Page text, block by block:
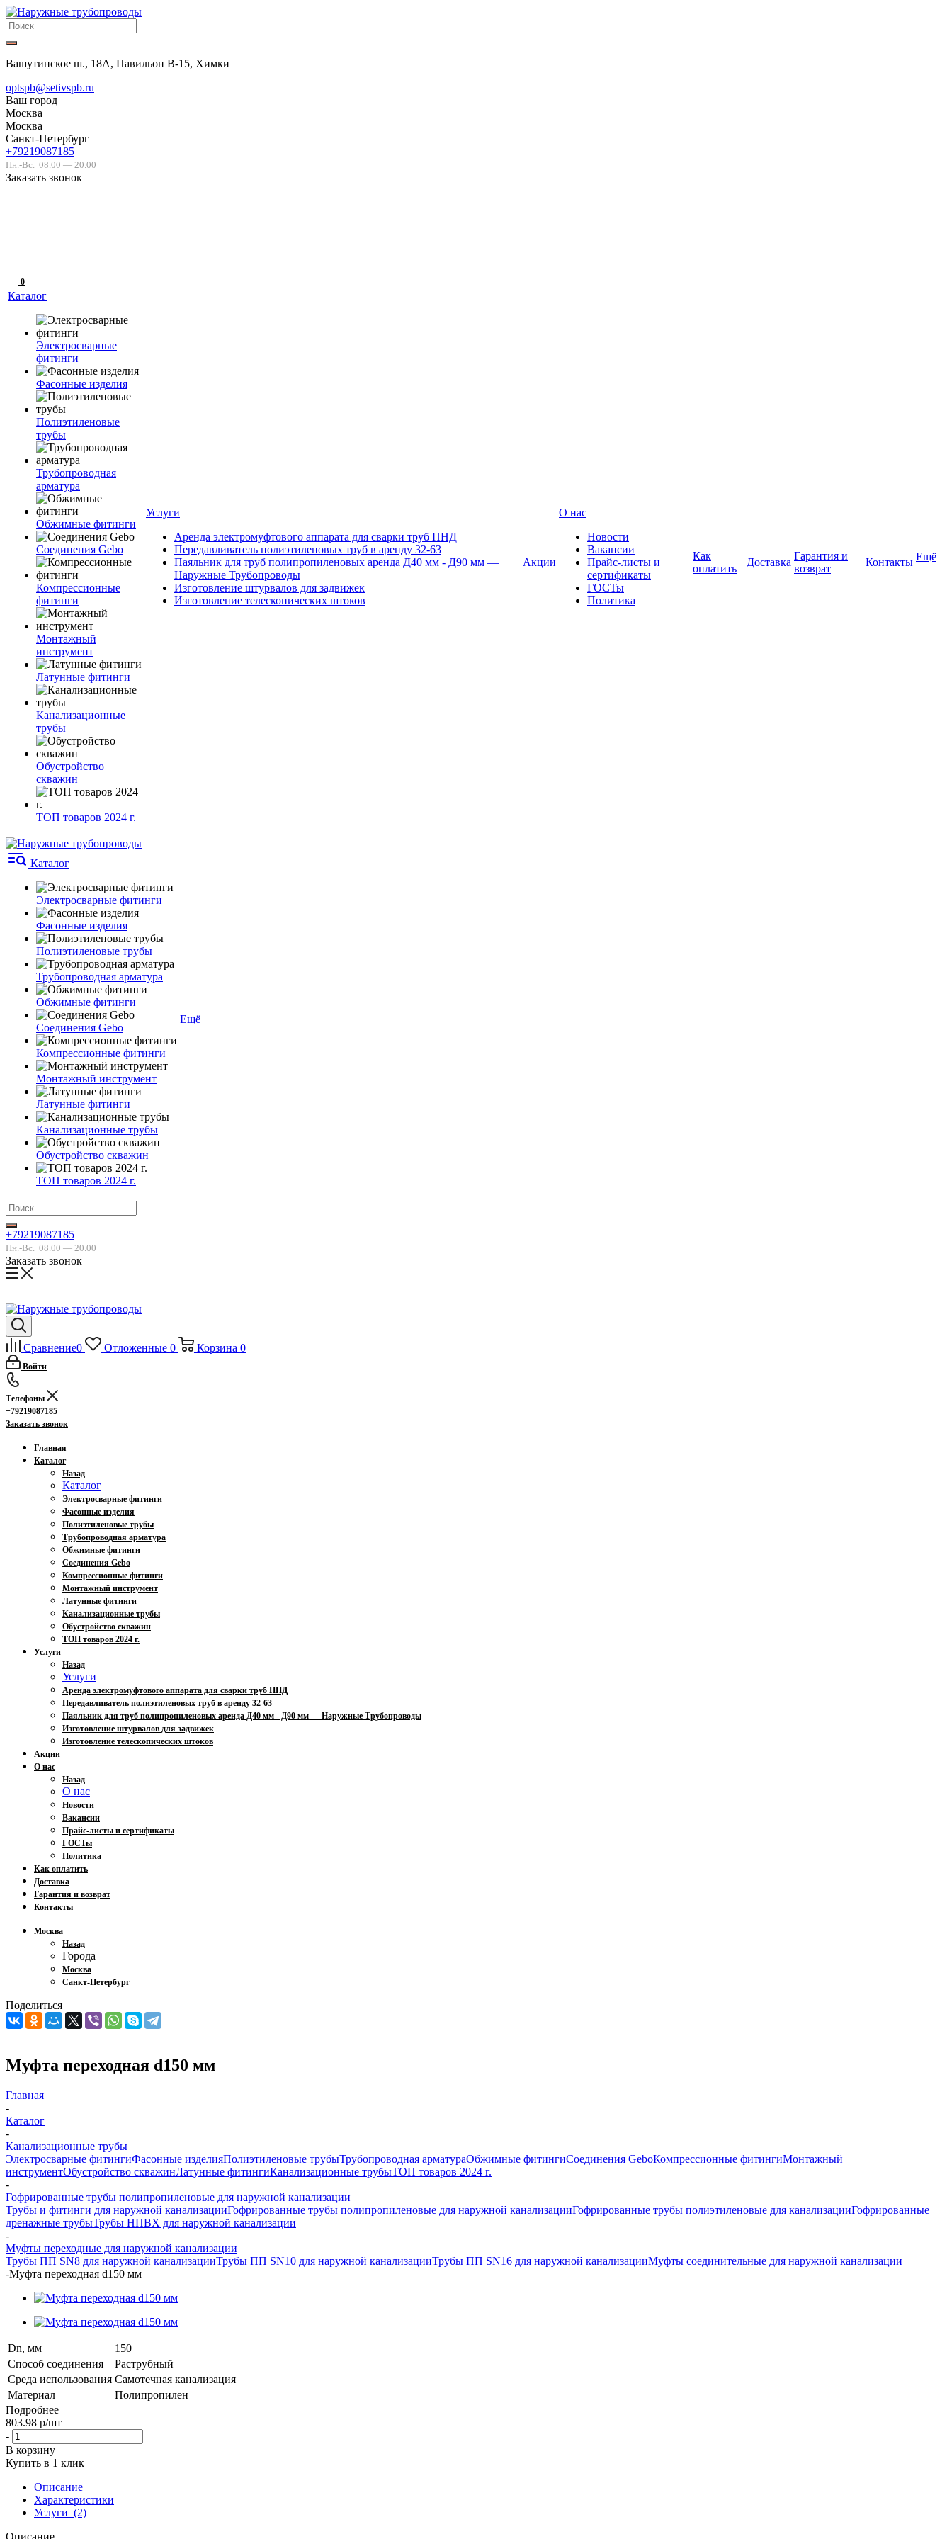
Вашутинское ш., 18А, Павильон В-15, Химки
optspb@setivspb.ru
Ваш город
Москва
Москва
Санкт-Петербург
+79219087185
Пн.-Вс. 08.00 — 20.00
Заказать звонок
0
Каталог
Электросварные
фитинги
Фасонные изделия
Полиэтиленовые
трубы
Трубопроводная
арматура
Обжимные фитинги
Соединения Gebo
Компрессионные
фитинги
Монтажный
инструмент
Латунные фитинги
Канализационные
трубы
Обустройство
скважин
ТОП товаров 2024 г.
Услуги
Аренда электромуфтового аппарата для сварки труб ПНД
Передавливатель полиэтиленовых труб в аренду 32-63
Паяльник для труб полипропиленовых аренда Д40 мм - Д90 мм —
Наружные Трубопроводы
Изготовление штурвалов для задвижек
Изготовление телескопических штоков
Акции
О нас
Новости
Вакансии
Прайс-листы и
сертификаты
ГОСТы
Политика
Как
оплатить
Доставка
Гарантия и
возврат
Контакты Ещё
Каталог
Электросварные фитинги
Фасонные изделия
Полиэтиленовые трубы
Трубопроводная арматура
Обжимные фитинги
Соединения Gebo
Компрессионные фитинги
Монтажный инструмент
Латунные фитинги
Канализационные трубы
Обустройство скважин
ТОП товаров 2024 г.
Ещё
+79219087185
Пн.-Вс. 08.00 — 20.00
Заказать звонок
Сравнение0 Отложенные 0 Корзина 0
Войти
Телефоны
+79219087185
Заказать звонок
Главная
Каталог
Назад
Каталог
Электросварные фитинги
Фасонные изделия
Полиэтиленовые трубы
Трубопроводная арматура
Обжимные фитинги
Соединения Gebo
Компрессионные фитинги
Монтажный инструмент
Латунные фитинги
Канализационные трубы
Обустройство скважин
ТОП товаров 2024 г.
Услуги
Назад
Услуги
Аренда электромуфтового аппарата для сварки труб ПНД
Передавливатель полиэтиленовых труб в аренду 32-63
Паяльник для труб полипропиленовых аренда Д40 мм - Д90 мм — Наружные Трубопроводы
Изготовление штурвалов для задвижек
Изготовление телескопических штоков
Акции
О нас
Назад
О нас
Новости
Вакансии
Прайс-листы и сертификаты
ГОСТы
Политика
Как оплатить
Доставка
Гарантия и возврат
Контакты
Москва
Назад
Города
Москва
Санкт-Петербург
Поделиться
Муфта переходная d150 мм
Главная
-
Каталог
-
Канализационные трубы
Электросварные фитингиФасонные изделияПолиэтиленовые трубыТрубопроводная арматураОбжимные фитингиСоединения GeboКомпрессионные фитингиМонтажный
инструментОбустройство скважинЛатунные фитингиКанализационные трубыТОП товаров 2024 г.
-
Гофрированные трубы полипропиленовые для наружной канализации
Трубы и фитинги для наружной канализацииГофрированные трубы полипропиленовые для наружной канализацииГофрированные трубы полиэтиленовые для канализацииГофрированные
дренажные трубыТрубы НПВХ для наружной канализации
-
Муфты переходные для наружной канализации
Трубы ПП SN8 для наружной канализацииТрубы ПП SN10 для наружной канализацииТрубы ПП SN16 для наружной канализацииМуфты соединительные для наружной канализации
-Муфта переходная d150 мм
Dn, мм
150
Способ соединения
Раструбный
Среда использования Самотечная канализация
Материал
Полипропилен
Подробнее
803.98 р/шт
-
+
В корзину
Купить в 1 клик
Описание
Характеристики
Услуги (2)
Описание